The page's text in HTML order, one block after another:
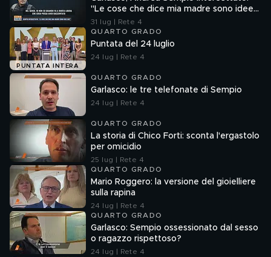
"Le cose che dice mia madre sono idee
sue"
31 lug | Rete 4
PUNTATA INTERA
QUARTO GRADO
Puntata del 24 luglio
24 lug | Rete 4
QUARTO GRADO
Garlasco: le tre telefonate di Sempio
24 lug | Rete 4
QUARTO GRADO
La storia di Chico Forti: sconta l'ergastolo
per omicidio
25 lug | Rete 4
QUARTO GRADO
Mario Roggero: la versione del gioielliere
sulla rapina
24 lug | Rete 4
QUARTO GRADO
Garlasco: Sempio ossessionato dal sesso
o ragazzo rispettoso?
24 lug | Rete 4